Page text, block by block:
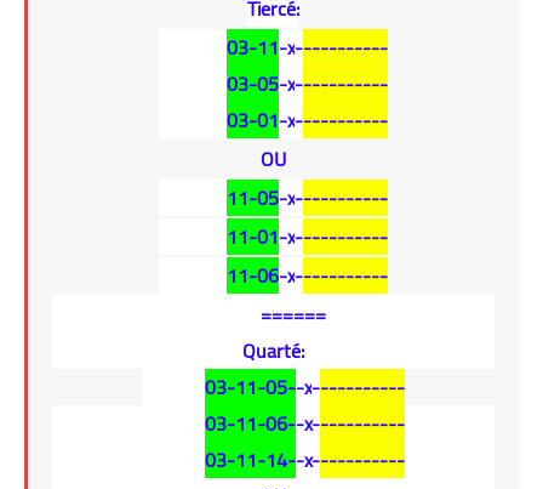
Tiercé:
03-11-x-----------
03-05-x-----------
03-01-x-----------
OU
11-05-x-----------
11-01-x-----------
11-06-x-----------
======
Quarté:
03-11-05--x-----------
03-11-06--x-----------
03-11-14--x-----------